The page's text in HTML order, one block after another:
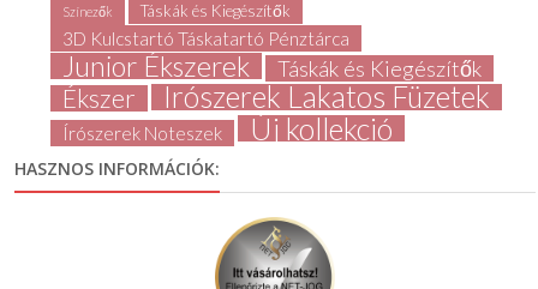
Színezők Táskák és Kiegészítők
3D Kulcstartó Táskatartó Pénztárca
Junior Ékszerek Táskák és Kiegészítők
Ékszer Írószerek Lakatos Füzetek
Írószerek Noteszek Új kollekció
HASZNOS INFORMÁCIÓK: